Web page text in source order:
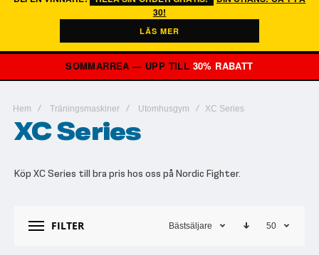
30!
LÄS MER
SOMMARREA — UPP TILL 30% RABATT
Hem Träningsmaskiner Utomhusgym XC Series
XC Series
Köp XC Series till bra pris hos oss på Nordic Fighter.
FILTER Bästsäljare 50